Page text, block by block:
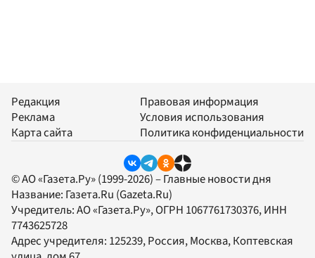
Редакция
Реклама
Карта сайта
Правовая информация
Условия использования
Политика конфиденциальности
© АО «Газета.Ру» (1999-2026) – Главные новости дня
Название: Газета.Ru (Gazeta.Ru)
Учредитель:АО «Газета.Ру», ОГРН 1067761730376, ИНН
7743625728
Адрес учредителя: 125239, Россия, Москва, Коптевская